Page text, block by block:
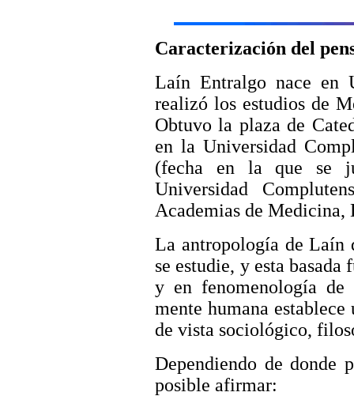
Caracterización del
Laín Entralgo nace en
realizó los estudios de
Obtuvo la plaza de
en la Universidad
(fecha en la que se
Universidad
Academias de Medicina,
La antropología de Laín
se estudie, y esta
y en fenomenología de
mente humana
de vista sociológico,
Dependiendo de donde
posible afirmar: